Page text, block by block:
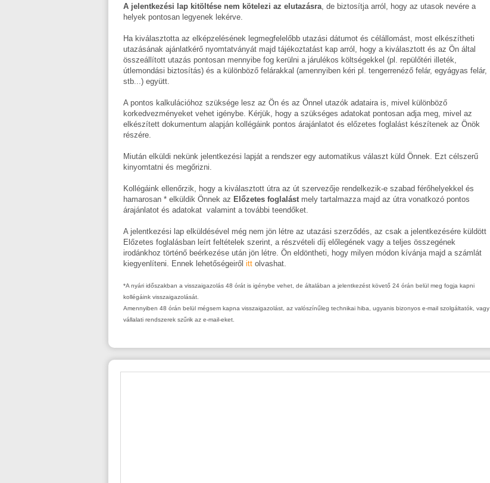
A jelentkezési lap kitöltése nem kötelezi az elutazásra, de biztosítja arról, hogy az utasok nevére a
helyek pontosan legyenek lekérve.
Ha kiválasztotta az elképzelésének legmegfelelőbb utazási dátumot és célállomást, most elkészítheti
utazásának ajánlatkérő nyomtatványát majd tájékoztatást kap arról, hogy a kiválasztott és az Ön által
összeállított utazás pontosan mennyibe fog kerülni a járulékos költségekkel (pl. repülőtéri illeték,
útlemondási biztosítás) és a különböző felárakkal (amennyiben kéri pl. tengerrenéző felár, egyágyas felár,
stb...) együtt.
A pontos kalkulációhoz szüksége lesz az Ön és az Önnel utazók adataira is, mivel különböző
korkedvezményeket vehet igénybe. Kérjük, hogy a szükséges adatokat pontosan adja meg, mivel az
elkészített dokumentum alapján kollégáink pontos árajánlatot és előzetes foglalást készítenek az Önök
részére.
Miután elküldi nekünk jelentkezési lapját a rendszer egy automatikus választ küld Önnek. Ezt célszerű
kinyomtatni és megőrizni.
Kollégáink ellenőrzik, hogy a kiválasztott útra az út szervezője rendelkezik-e szabad férőhelyekkel és
hamarosan * elküldik Önnek az Előzetes foglalástmely tartalmazza majd az útra vonatkozó pontos
árajánlatot és adatokat valamint a további teendőket.
A jelentkezési lap elküldésével még nem jön létre az utazási szerződés, az csak a jelentkezésére küldött
Előzetes foglalásban leírt feltételek szerint, a részvételi díj előlegének vagy a teljes összegének
irodánkhoz történő beérkezése után jön létre. Ön eldöntheti, hogy milyen módon kívánja majd a számlát
kiegyenlíteni. Ennek lehetőségeiről itt olvashat.
*A nyári időszakban a visszaigazolás 48 órát is igénybe vehet, de általában a jelentkezést követő 24 órán belül meg fogja kapni
kollégáink visszaigazolását.
Amennyiben 48 órán belül mégsem kapna visszaigazolást, az valószínűleg technikai hiba, ugyanis bizonyos e-mail szolgáltatók, vagy
vállalati rendszerek szűrik az e-mail-eket.